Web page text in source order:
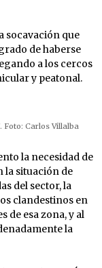
socavación que
de haberse
a los cercos
y peatonal.
Foto: Carlos Villalba
la necesidad de
la situación de
del sector, la
clandestinos en
de esa zona, y al
la